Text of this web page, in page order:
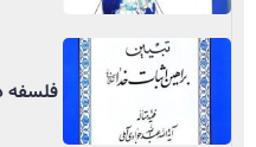
فلسفه